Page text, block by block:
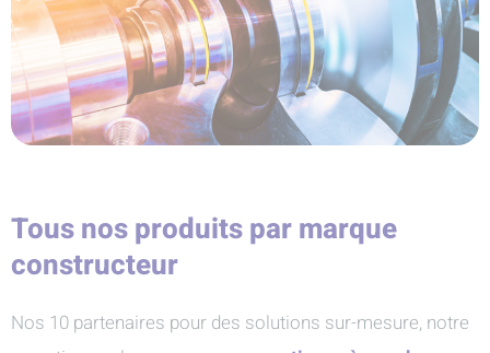
Tous nos produits par marque
constructeur
Nos 10 partenaires pour des solutions sur-mesure, notre